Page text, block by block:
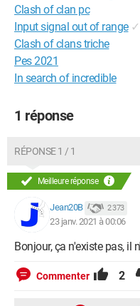
Clash of clan pc
Input signal out of range ✓
Clash of clans triche
Pes 2021
In search of incredible
1 réponse
RÉPONSE 1 / 1
Meilleure réponse
Jean20B 2 373
23 janv. 2021 à 00:06
Bonjour, ça n'existe pas, il
Commenter 2